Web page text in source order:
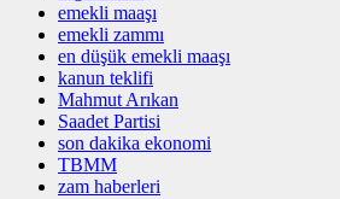
emekli maaşı
emekli zammı
en düşük emekli maaşı
kanun teklifi
Mahmut Arıkan
Saadet Partisi
son dakika ekonomi
TBMM
zam haberleri